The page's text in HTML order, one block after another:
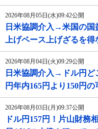
2026年08月05日(水)09:42公開
日米協調介入→米国の国
上げペース上げざるを
2026年08月04日(火)09:29公開
日米協調介入→ドル円ど
円年内165円より150円の
2026年08月03日(月)09:37公開
ドル円157円！片山財